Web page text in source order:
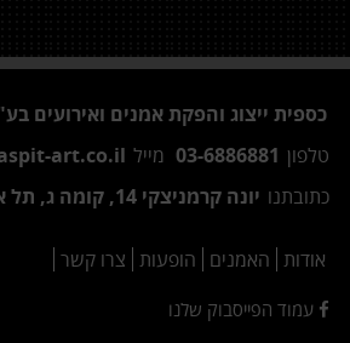
כספית ייצוג והפקת אמנים ואירועים
טלפון 03-6886881 מייל art.co.il
כתובתנו יונה קרמניצקי 14, קומה ג, תל אביב.
אודות האמנים הופעות צרו קשר
עמוד הפייסבוק שלנו